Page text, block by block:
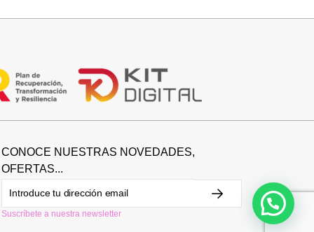
CONOCE NUESTRAS NOVEDADES,
OFERTAS...
Suscríbete a nuestra newsletter